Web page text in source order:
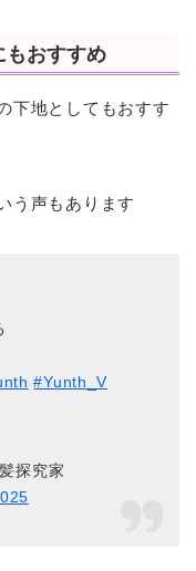
もおすすめ
下地としてもおすす
う声もあります
#Yunth_V
探究家